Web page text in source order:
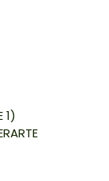
1)